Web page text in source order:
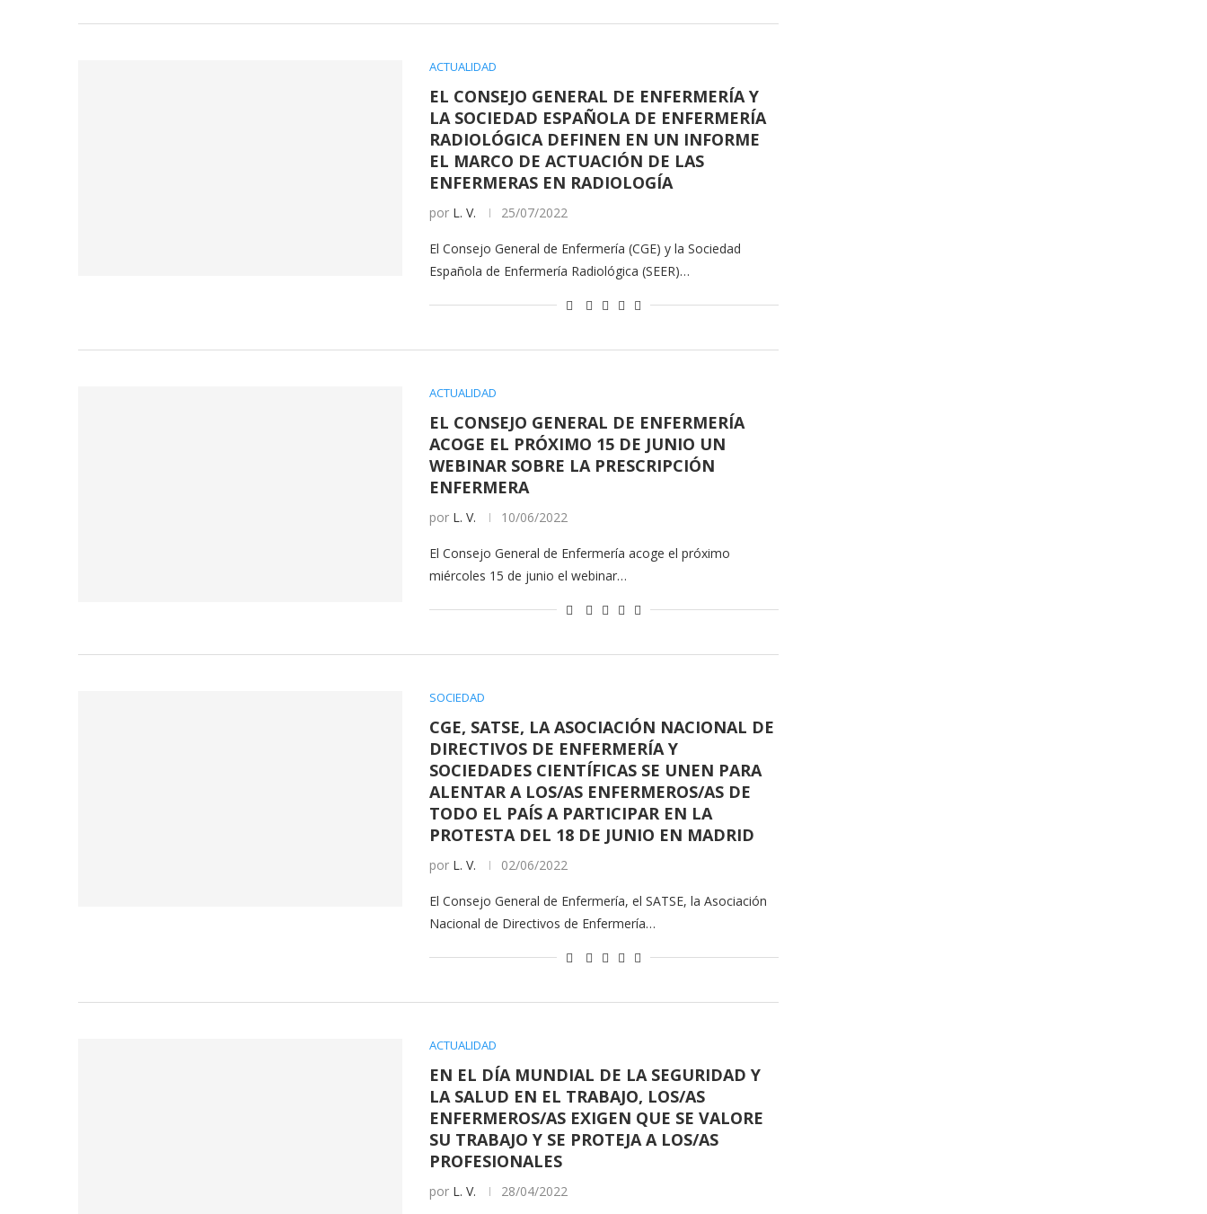
ACTUALIDAD
EL CONSEJO GENERAL DE ENFERMERÍA Y
LA SOCIEDAD ESPAÑOLA DE ENFERMERÍA
RADIOLÓGICA DEFINEN EN UN INFORME
EL MARCO DE ACTUACIÓN DE LAS
ENFERMERAS EN RADIOLOGÍA
por L. V. 25/07/2022
El Consejo General de Enfermería (CGE) y la Sociedad
Española de Enfermería Radiológica (SEER)…
ACTUALIDAD
EL CONSEJO GENERAL DE ENFERMERÍA
ACOGE EL PRÓXIMO 15 DE JUNIO UN
WEBINAR SOBRE LA PRESCRIPCIÓN
ENFERMERA
por L. V. 10/06/2022
El Consejo General de Enfermería acoge el próximo
miércoles 15 de junio el webinar…
SOCIEDAD
CGE, SATSE, LA ASOCIACIÓN NACIONAL DE
DIRECTIVOS DE ENFERMERÍA Y
SOCIEDADES CIENTÍFICAS SE UNEN PARA
ALENTAR A LOS/AS ENFERMEROS/AS DE
TODO EL PAÍS A PARTICIPAR EN LA
PROTESTA DEL 18 DE JUNIO EN MADRID
por L. V. 02/06/2022
El Consejo General de Enfermería, el SATSE, la Asociación
Nacional de Directivos de Enfermería…
ACTUALIDAD
EN EL DÍA MUNDIAL DE LA SEGURIDAD Y
LA SALUD EN EL TRABAJO, LOS/AS
ENFERMEROS/AS EXIGEN QUE SE VALORE
SU TRABAJO Y SE PROTEJA A LOS/AS
PROFESIONALES
por L. V. 28/04/2022